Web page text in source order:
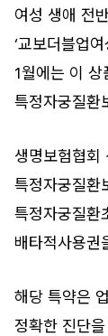
여성 생애 전
‘교보더블업
1월에는 이 상
특정자궁질환
생명보험협회
특정자궁질환
특정자궁질환
배타적사용권
해당 특약은
정확한 진단